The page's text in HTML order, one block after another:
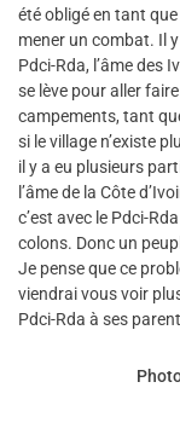
été obligé en tant
mener un combat. Il
Pdci-Rda, l’âme des
se lève pour aller
campements, tant
si le village n’existe
il y a eu plusieurs
l’âme de la Côte
c’est avec le Pdci-
colons. Donc un
Je pense que ce
viendrai vous voir
Pdci-Rda à ses